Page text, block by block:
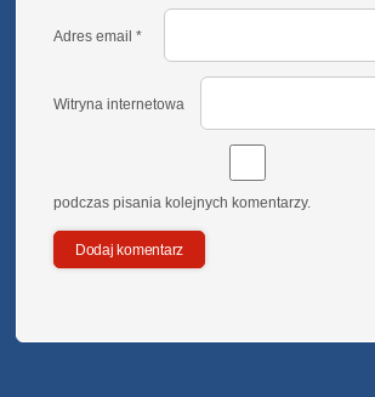
Adres email *
Witryna internetowa
podczas pisania kolejnych komentarzy.